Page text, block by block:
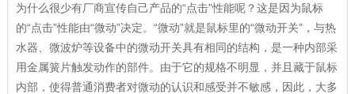
为什么很少有厂商宣传自己产品的“点击”性能呢？这是因为鼠标
的“点击”性能由“微动”决定。“微动”就是鼠标里的“微动开关”，与热
水器、微波炉等设备中的微动开关具有相同的结构，是一种内部采
用金属簧片触发动作的部件。由于它的规格不明显，并且藏于鼠标
内部，使得普通消费者对微动的认识和感受并不敏感，因此，大多